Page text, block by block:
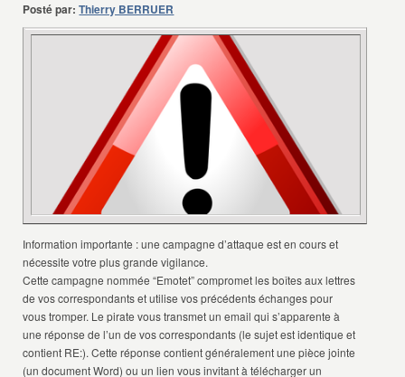
Posté par: Thierry BERRUER
Information importante : une campagne d’attaque est en cours et
nécessite votre plus grande vigilance.
Cette campagne nommée “Emotet” compromet les boîtes aux lettres
de vos correspondants et utilise vos précédents échanges pour
vous tromper. Le pirate vous transmet un email qui s’apparente à
une réponse de l’un de vos correspondants (le sujet est identique et
contient RE:). Cette réponse contient généralement une pièce jointe
(un document Word) ou un lien vous invitant à télécharger un